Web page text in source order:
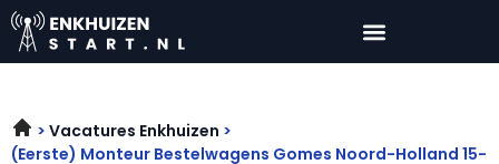
Vacatures Enkhuizen
(Eerste) Monteur Bestelwagens Gomes Noord-Holland 15-